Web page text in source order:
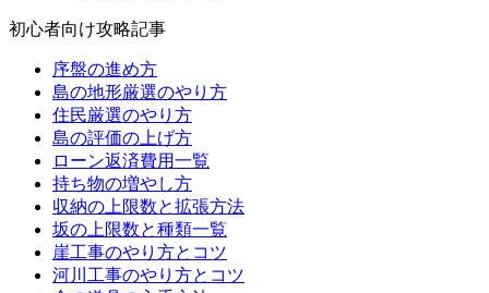
初心者向け攻略記事
序盤の進め方
島の地形厳選のやり方
住民厳選のやり方
島の評価の上げ方
ローン返済費用一覧
持ち物の増やし方
収納の上限数と拡張方法
坂の上限数と種類一覧
崖工事のやり方とコツ
河川工事のやり方とコツ